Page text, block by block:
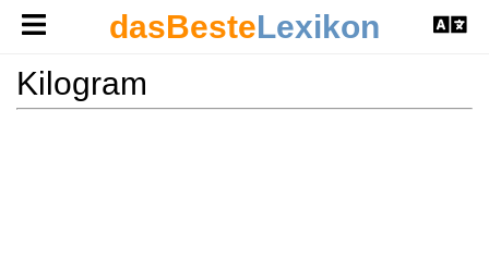
dasBesteLexikon
Kilogram